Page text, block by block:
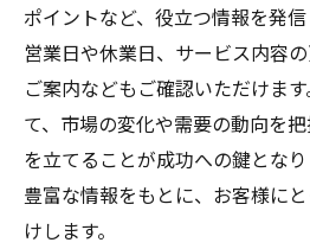
ポイントなど、役立つ情報を発信
営業日や休業日、サービス内容
ご案内などもご確認いただけま
て、市場の変化や需要の動向を
を立てることが成功への鍵とな
豊富な情報をもとに、お客様に
けします。